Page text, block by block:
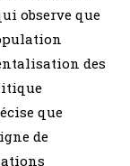
observe que
des
que
de